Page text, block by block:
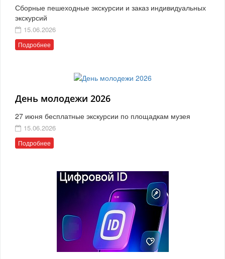
Сборные пешеходные экскурсии и заказ индивидуальных
экскурсий
15.06.2026
Подробнее
День молодежи 2026
27 июня бесплатные экскурсии по площадкам музея
15.06.2026
Подробнее